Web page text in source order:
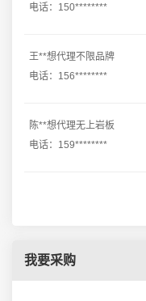
电话：150********
王**想代理不限品牌
电话：156********
陈**想代理无上岩板
电话：159********
我要采购